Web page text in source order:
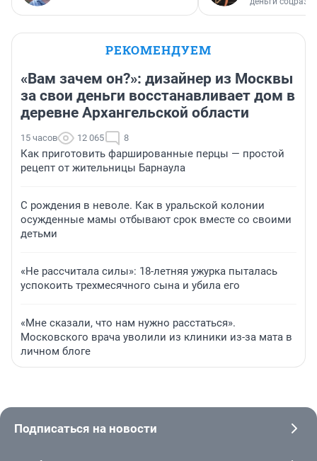
РЕКОМЕНДУЕМ
«Вам зачем он?»: дизайнер из Москвы
за свои деньги восстанавливает дом в
деревне Архангельской области
15 часов 12 065 8
Как приготовить фаршированные перцы — простой
рецепт от жительницы Барнаула
С рождения в неволе. Как в уральской колонии
осужденные мамы отбывают срок вместе со своими
детьми
«Не рассчитала силы»: 18-летняя ужурка пыталась
успокоить трехмесячного сына и убила его
«Мне сказали, что нам нужно расстаться».
Московского врача уволили из клиники из-за мата в
личном блоге
Подписаться на новости